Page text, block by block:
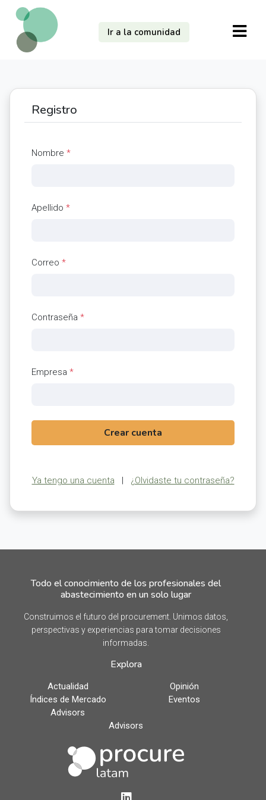
Ir a la comunidad
Registro
Nombre *
Apellido *
Correo *
Contraseña *
Empresa *
Crear cuenta
Ya tengo una cuenta | ¿Olvidaste tu contraseña?
Todo el conocimiento de los profesionales del
abastecimiento en un solo lugar
Construimos el futuro del procurement. Unimos datos,
perspectivas y experiencias para tomar decisiones
informadas.
Explora
Actualidad
Opinión
Índices de Mercado
Eventos
Advisors
Advisors
LinkedIn